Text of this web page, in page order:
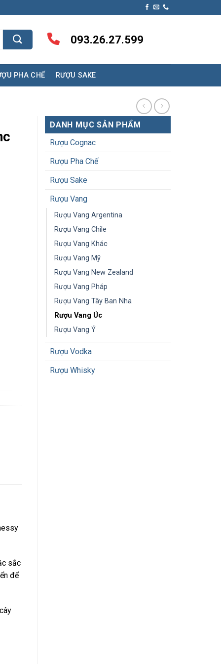
093.26.27.599
PHA CHẾ RƯỢU SAKE
DANH MỤC SẢN PHẨM
Rượu Cognac
Rượu Pha Chế
Rượu Sake
Rượu Vang
Rượu Vang Argentina
Rượu Vang Chile
Rượu Vang Khác
Rượu Vang Mỹ
Rượu Vang New Zealand
Rượu Vang Pháp
Rượu Vang Tây Ban Nha
Rượu Vang Úc
Rượu Vang Ý
Rượu Vodka
Rượu Whisky
sắc
để